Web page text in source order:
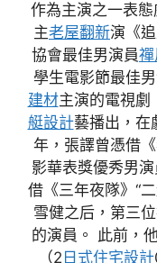
作為主演之一表
主老屋翻新演《
協會最佳男演員
學生電影節最佳
建材主演的電視劇
艇設計藝播出，在
年，張譯曾憑借
影華表獎優秀男
借《三年夜隊》“
雪健之后，第三
的演員。 此前，
（2 日式住宅設計